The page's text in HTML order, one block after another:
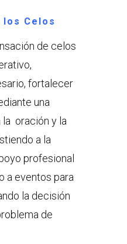
los Celos
de celos
fortalecer
una
oración y la
a la
profesional
a eventos para
la decisión
de